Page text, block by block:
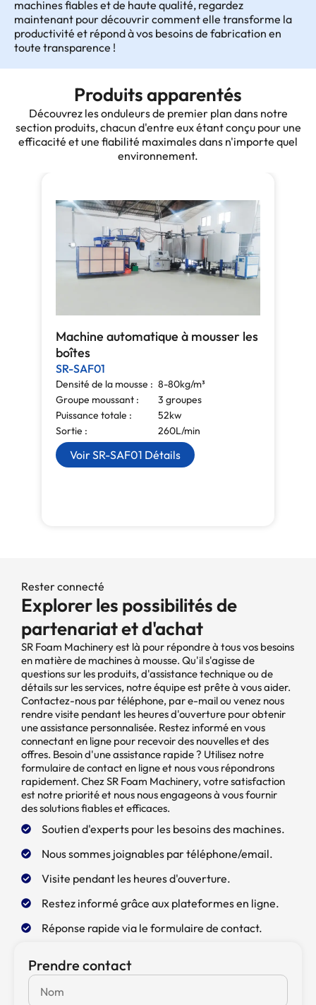
machines fiables et de haute qualité, regardez
maintenant pour découvrir comment elle transforme la
productivité et répond à vos besoins de fabrication en
toute transparence !
Produits apparentés
Découvrez les onduleurs de premier plan dans notre
section produits, chacun d'entre eux étant conçu pour une
efficacité et une fiabilité maximales dans n'importe quel
environnement.
Machine automatique à mousser les
boîtes
SR-SAF01
Densité de la mousse : 8-80kg/m³
Groupe moussant :
3 groupes
Puissance totale :
52kw
Sortie :
260L/min
Voir SR-SAF01 Détails
Rester connecté
Explorer les possibilités de
partenariat et d'achat
SR Foam Machinery est là pour répondre à tous vos besoins
en matière de machines à mousse. Qu'il s'agisse de
questions sur les produits, d'assistance technique ou de
détails sur les services, notre équipe est prête à vous aider.
Contactez-nous par téléphone, par e-mail ou venez nous
rendre visite pendant les heures d'ouverture pour obtenir
une assistance personnalisée. Restez informé en vous
connectant en ligne pour recevoir des nouvelles et des
offres. Besoin d'une assistance rapide ? Utilisez notre
formulaire de contact en ligne et nous vous répondrons
rapidement. Chez SR Foam Machinery, votre satisfaction
est notre priorité et nous nous engageons à vous fournir
des solutions fiables et efficaces.
Soutien d'experts pour les besoins des machines.
Nous sommes joignables par téléphone/email.
Visite pendant les heures d'ouverture.
Restez informé grâce aux plateformes en ligne.
Réponse rapide via le formulaire de contact.
Prendre contact